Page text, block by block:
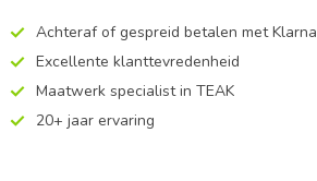
Achteraf of gespreid betalen met Klarna
Excellente klanttevredenheid
Maatwerk specialist in TEAK
20+ jaar ervaring